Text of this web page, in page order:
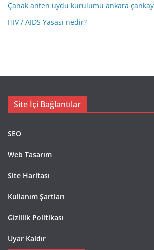
Çanak anten uydu kurulumu ankara
HIV / AIDS Yasası nedir?
Site İçi Bağlantılar
SEO
Web Tasarım
Site Haritası
Kullanım Şartları
Gizlilik Politikası
Uyar Kaldır